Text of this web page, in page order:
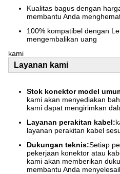
Kualitas bagus dengan
membantu Anda
100% kompatibel dengan
mengembalikan uang
kami
Layanan kami
Stok konektor model
kami akan menyediakan
kami dapat mengirimkan
Layanan perakitan kabel:
layanan perakitan kabel
Dukungan teknis:Setiap
pekerjaan konektor atau
kami akan memberikan
membantu Anda